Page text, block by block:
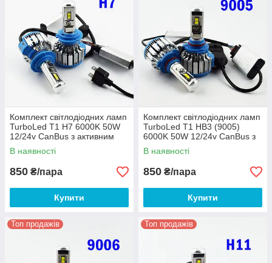
Комплект світлодіодних ламп
TurboLed T1 H7 6000K 50W
12/24v CanBus з активним
охолодженням
В наявності
850 ₴/пара
Купити
Комплект світлодіодних ламп
TurboLed T1 HB3 (9005)
6000K 50W 12/24v CanBus з
активним охолодженням
В наявності
850 ₴/пара
Купити
Топ продажів Топ продажів